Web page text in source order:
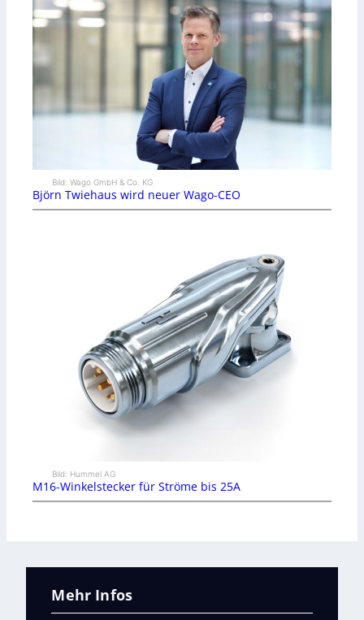
Bild: Wago GmbH & Co. KG
Björn Twiehaus wird neuer Wago-CEO
Bild: Hummel AG
M16-Winkelstecker für Ströme bis 25A
Mehr Infos